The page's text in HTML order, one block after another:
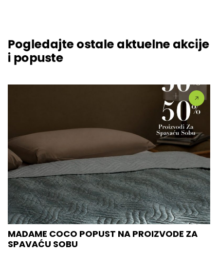
Pogledajte ostale aktuelne akcije
i popuste
MADAME COCO POPUST NA PROIZVODE ZA
SPAVAĆU SOBU